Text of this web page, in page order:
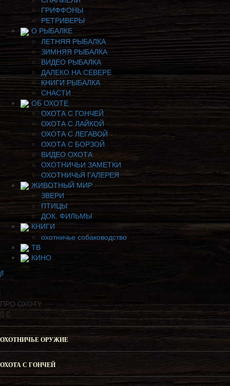
ГРИФФОНЫ
РЕТРИВЕРЫ
О РЫБАЛКЕ
ЛЕТНЯЯ РЫБАЛКА
ЗИМНЯЯ РЫБАЛКА
ВИДЕО РЫБАЛКА
ДАЛЕКО НА СЕВЕРЕ
КНИГИ РЫБАЛКА
СНАСТИ
ОБ ОХОТЕ
ОХОТА С ГОНЧЕЙ
ОХОТА С ЛАЙКОЙ
ОХОТА С ЛЕГАВОЙ
ОХОТА С БОРЗОЙ
ВИДЕО ОХОТА
ОХОТНИЧЬИ ЗАМЕТКИ
ОХОТНИЧЬЯ ГАЛЕРЕЯ
ЖИВОТНЫЙ МИР
ЗВЕРИ
ПТИЦЫ
ДОК. ФИЛЬМЫ
КНИГИ
охотничье собаководство
ТВ
КИНО
ПРО ОХОТУ
ОХОТНИЧЬЕ ОРУЖИЕ
ОХОТА С ГОНЧЕЙ